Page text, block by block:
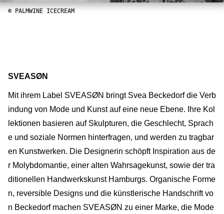
© PALMWINE ICECREAM
SVEASØN
Mit ihrem Label SVEASØN bringt Svea Beckedorf die Verb
indung von Mode und Kunst auf eine neue Ebene. Ihre Kol
lektionen basieren auf Skulpturen, die Geschlecht, Sprach
e und soziale Normen hinterfragen, und werden zu tragbar
en Kunstwerken. Die Designerin schöpft Inspiration aus de
r Molybdomantie, einer alten Wahrsagekunst, sowie der tra
ditionellen Handwerkskunst Hamburgs. Organische Forme
n, reversible Designs und die künstlerische Handschrift vo
n Beckedorf machen SVEASØN zu einer Marke, die Mode